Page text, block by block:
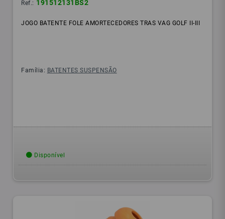
Ref.: 191512131BS2
JOGO BATENTE FOLE AMORTECEDORES TRAS VAG GOLF II-III
Família: BATENTES SUSPENSÃO
Disponível